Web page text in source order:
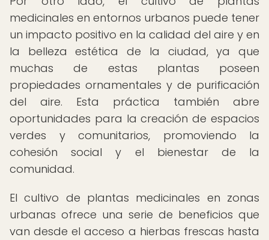
medicinales en entornos urbanos puede tener
un impacto positivo en la calidad del aire y en
la belleza estética de la ciudad, ya que
muchas de estas plantas poseen
propiedades ornamentales y de purificación
del aire. Esta práctica también abre
oportunidades para la creación de espacios
verdes y comunitarios, promoviendo la
cohesión social y el bienestar de la
comunidad.
El cultivo de plantas medicinales en zonas
urbanas ofrece una serie de beneficios que
van desde el acceso a hierbas frescas hasta